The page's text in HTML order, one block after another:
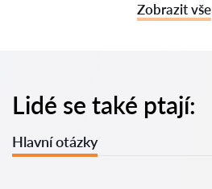
Zobrazit vše
Lidé se také ptají:
Hlavní otázky